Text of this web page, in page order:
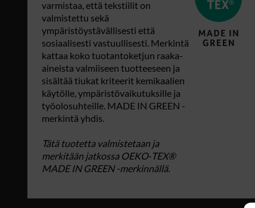
varmistaa, että tekstiilit on
valmistettu sekä
ympäristöystävällisesti että
sosiaalisesti vastuullisesti. Merkintä
kattaa koko tuotantoketjun raaka-
aineista valmiiseen tuotteeseen ja
sisältää tiukat kriteerit kemikaalien
käytölle, ympäristövaikutuksille ja
työolosuhteille. MADE IN GREEN -
merkintä yhdis.
Tätä tuotetta valmistetaan ja
merkitään jatkossa OEKO‑TEX®
MADE IN GREEN -merkinnällä.